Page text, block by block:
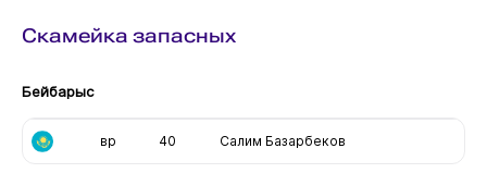
Скамейка запасных
Бейбарыс
вр 40 Салим Базарбеков